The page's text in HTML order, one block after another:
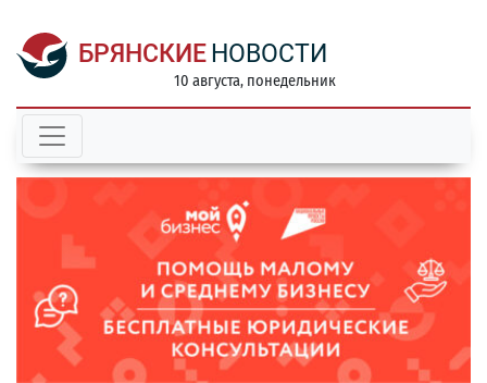
БРЯНСКИЕ НОВОСТИ
10 августа, понедельник